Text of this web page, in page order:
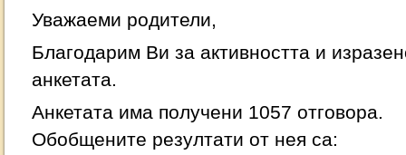
Уважаеми родители,
Благодарим Ви за активността и
анкетата.
Анкетата има получени 1057 отговора.
Обобщените резултати от нея са: